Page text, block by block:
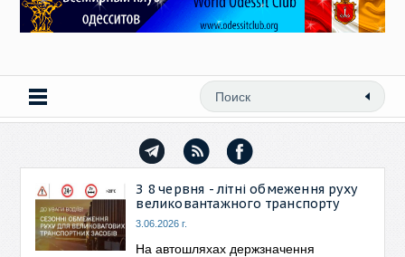
З 8 червня - літні обмеження руху
великовантажного транспорту
3.06.2026 г.
На автошляхах держзначення